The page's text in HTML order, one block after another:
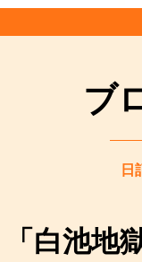
ブ
日
「白池